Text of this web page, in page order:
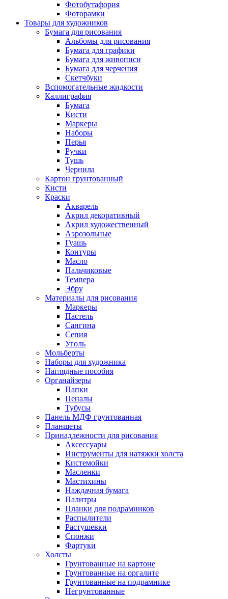
Фотобутафория
Фоторамки
Товары для художников
Бумага для рисования
Альбомы для рисования
Бумага для графики
Бумага для живописи
Бумага для черчения
Скетчбуки
Вспомогательные жидкости
Каллиграфия
Бумага
Кисти
Маркеры
Наборы
Перья
Ручки
Тушь
Чернила
Картон грунтованный
Кисти
Краски
Акварель
Акрил декоративный
Акрил художественный
Аэрозольные
Гуашь
Контуры
Масло
Пальчиковые
Темпера
Эбру
Материалы для рисования
Маркеры
Пастель
Сангина
Сепия
Уголь
Мольберты
Наборы для художника
Наглядные пособия
Органайзеры
Папки
Пеналы
Тубусы
Панель МДФ грунтованная
Планшеты
Принадлежности для рисования
Аксессуары
Инструменты для натяжки холста
Кистемойки
Масленки
Мастихины
Наждачная бумага
Палитры
Планки для подрамников
Распылители
Растушевки
Спонжи
Фартуки
Холсты
Грунтованные на картоне
Грунтованные на оргалите
Грунтованные на подрамнике
Негрунтованные